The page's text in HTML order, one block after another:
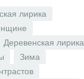
лирика
Деревенская лирика
Зима